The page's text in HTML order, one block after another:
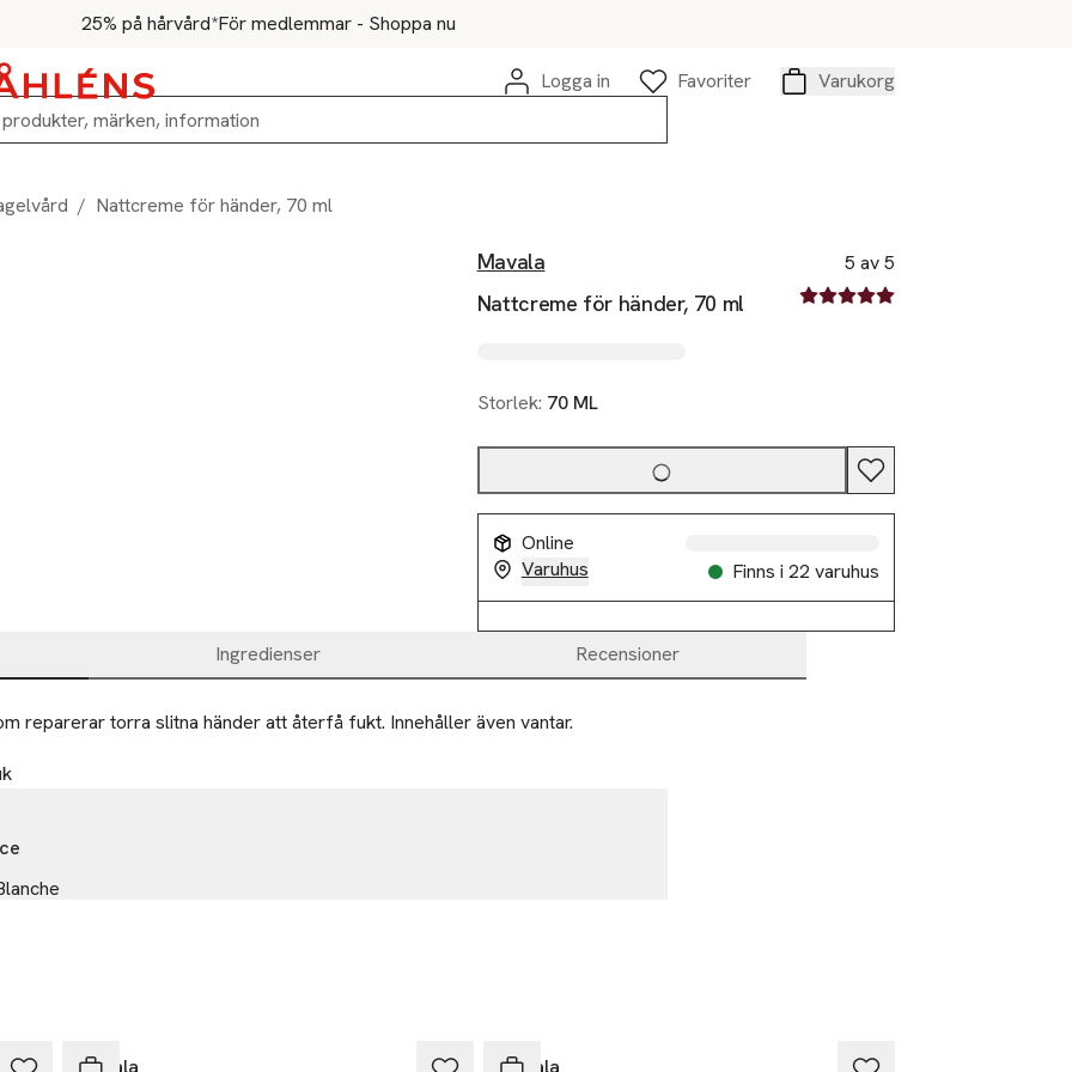
25% på hårvård*För medlemmar - Shoppa nu
Logga in
Favoriter
Varukorg
/ Nattcreme för händer, 70 ml
Mavala
Nattcreme för händer, 70 ml
5 av 5
5 av fem stjärnor
Storlek: 70 ML
Online
Varuhus
Finns i 22 varuhus
Ingredienser Recensioner
reparerar torra slitna händer att återfå fukt. Innehåller även vantar.
Mavala Mavala